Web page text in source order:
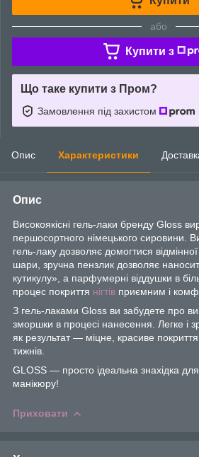
або
Купити з
Що таке купити з Пром?
Замовлення під захистом
Опис Характеристики
Опис
Високоякісні гель-лаки бренду Gloss
першосортного німецького сировини.
гель-лаку дозволяє домогтися
шари, зручна пензлик дозволяє
кутикулу», а парфумерні віддушки в
процес покриття нігтів приємним і
З гель-лаками Gloss ви забудете про
зморшки в процесі нанесення. Легке і
як результат — міцне, красиве
тижнів.
GLOSS — просто ідеальна знахідка
манікюру!
Приховати